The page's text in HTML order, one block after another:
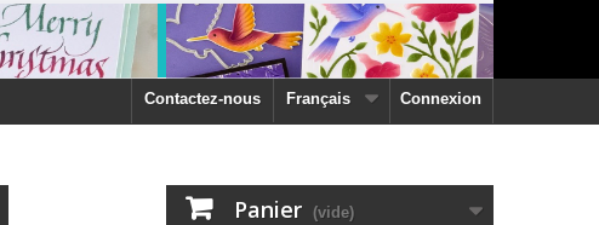
Connexion
Français
Contactez-nous
Panier (vide)